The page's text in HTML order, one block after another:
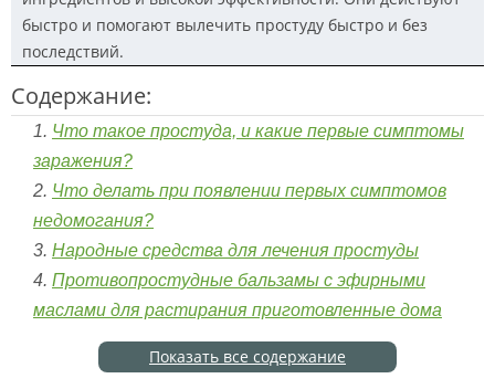
быстро и помогают вылечить простуду быстро и без
последствий.
Содержание:
Что такое простуда, и какие первые симптомы
заражения?
Что делать при появлении первых симптомов
недомогания?
Народные средства для лечения простуды
Противопростудные бальзамы с эфирными
маслами для растирания приготовленные дома
Показать все содержание